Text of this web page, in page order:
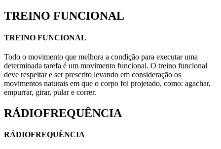
TREINO FUNCIONAL
TREINO FUNCIONAL
Todo o movimento que melhora a condição para executar uma
determinada tarefa é um movimento funcional. O treino funcional
deve respeitar e ser prescrito levando em consideração os
movimentos naturais em que o corpo foi projetado, como: agachar,
empurrar, girar, pular e correr.
RÁDIOFREQUÊNCIA
RÁDIOFREQUÊNCIA